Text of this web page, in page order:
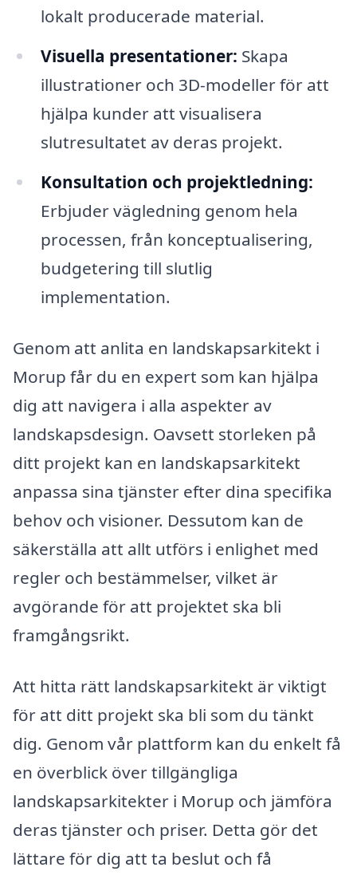
lokalt producerade material.
Visuella presentationer: Skapa
illustrationer och 3D-modeller för att
hjälpa kunder att visualisera
slutresultatet av deras projekt.
Konsultation och projektledning:
Erbjuder vägledning genom hela
processen, från konceptualisering,
budgetering till slutlig
implementation.
Genom att anlita en landskapsarkitekt i
Morup får du en expert som kan hjälpa
dig att navigera i alla aspekter av
landskapsdesign. Oavsett storleken på
ditt projekt kan en landskapsarkitekt
anpassa sina tjänster efter dina specifika
behov och visioner. Dessutom kan de
säkerställa att allt utförs i enlighet med
regler och bestämmelser, vilket är
avgörande för att projektet ska bli
framgångsrikt.
Att hitta rätt landskapsarkitekt är viktigt
för att ditt projekt ska bli som du tänkt
dig. Genom vår plattform kan du enkelt få
en överblick över tillgängliga
landskapsarkitekter i Morup och jämföra
deras tjänster och priser. Detta gör det
lättare för dig att ta beslut och få